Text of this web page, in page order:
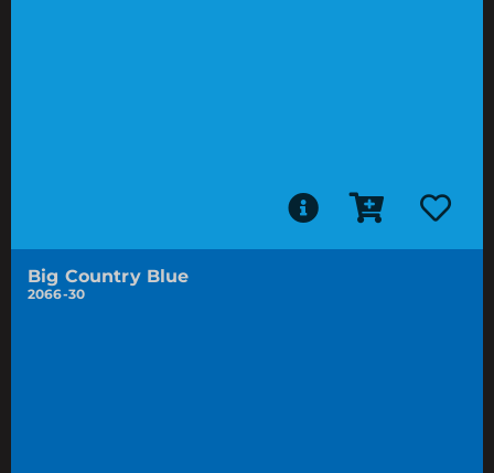
Big Country Blue
2066-30